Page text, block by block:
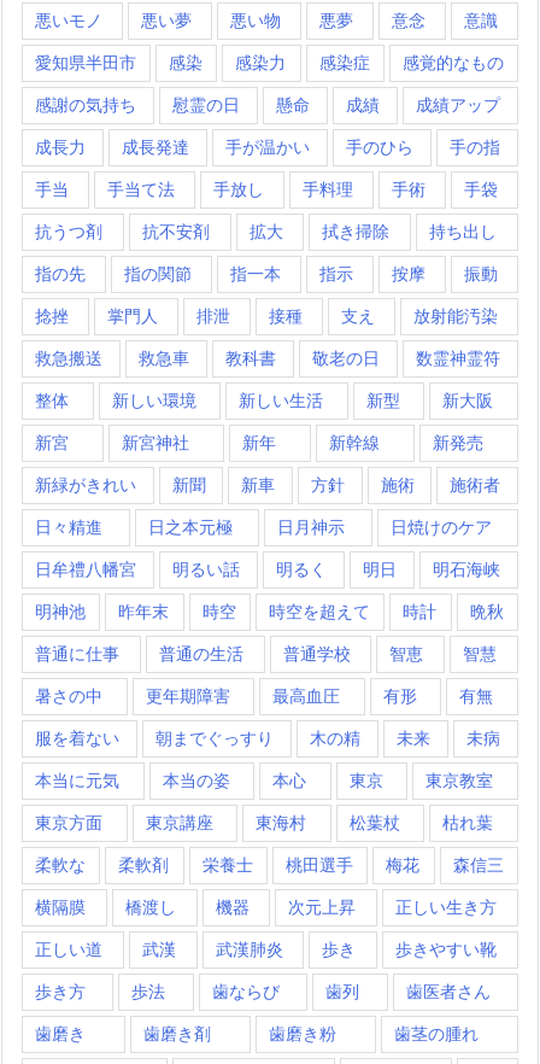
悪いモノ 悪い夢 悪い物 悪夢 意念 意識
愛知県半田市 感染 感染力 感染症 感覚的なもの
感謝の気持ち 慰霊の日 懸命 成績 成績アップ
成長力 成長発達 手が温かい 手のひら 手の指
手当 手当て法 手放し 手料理 手術 手袋
抗うつ剤 抗不安剤 拡大 拭き掃除 持ち出し
指の先 指の関節 指一本 指示 按摩 振動
捻挫 掌門人 排泄 接種 支え 放射能汚染
救急搬送 救急車 教科書 敬老の日 数霊神霊符
整体 新しい環境 新しい生活 新型 新大阪
新宮 新宮神社 新年 新幹線 新発売
新緑がきれい 新聞 新車 方針 施術 施術者
日々精進 日之本元極 日月神示 日焼けのケア
日牟禮八幡宮 明るい話 明るく 明日 明石海峡
明神池 昨年末 時空 時空を超えて 時計 晩秋
普通に仕事 普通の生活 普通学校 智恵 智慧
暑さの中 更年期障害 最高血圧 有形 有無
服を着ない 朝までぐっすり 木の精 未来 未病
本当に元気 本当の姿 本心 東京 東京教室
東京方面 東京講座 東海村 松葉杖 枯れ葉
柔軟な 柔軟剤 栄養士 桃田選手 梅花 森信三
横隔膜 橋渡し 機器 次元上昇 正しい生き方
正しい道 武漢 武漢肺炎 歩き 歩きやすい靴
歩き方 歩法 歯ならび 歯列 歯医者さん
歯磨き 歯磨き剤 歯磨き粉 歯茎の腫れ